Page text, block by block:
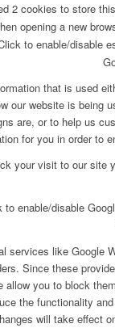
2 cookies to store
opening a new
to enable/disable
that is used
our website is being
are, or to help us
for you in order to
your visit to our site
to enable/disable
services like Google
Since these
allow you to block
the functionality
will take effect